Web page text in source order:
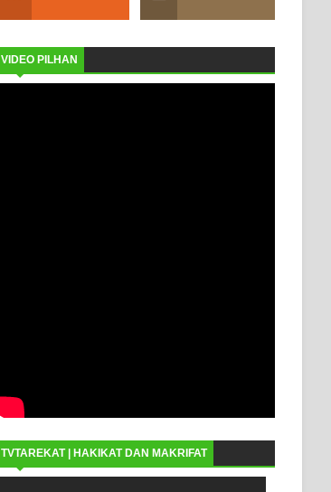
VIDEO PILHAN
TVTAREKAT | HAKIKAT DAN MAKRIFAT